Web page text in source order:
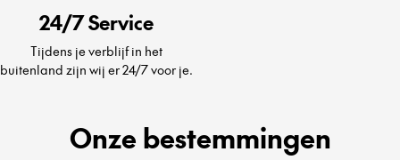
24/7 Service
Tijdens je verblijf in het
buitenland zijn wij er 24/7 voor je.
Onze bestemmingen